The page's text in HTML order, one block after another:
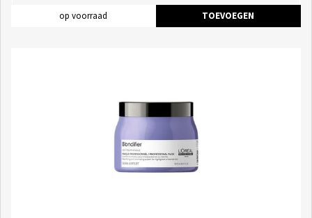
op voorraad TOEVOEGEN